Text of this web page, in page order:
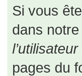
Si vous
dans
l’utilisateur
pages du